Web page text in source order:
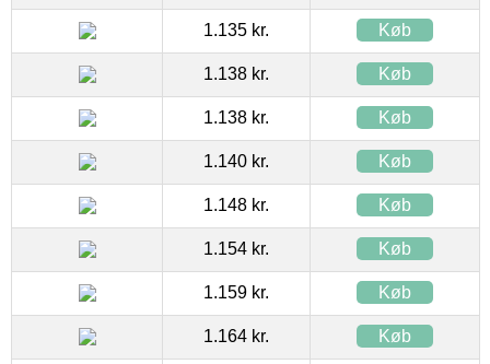
1.135 kr. Køb
1.138 kr. Køb
1.138 kr. Køb
1.140 kr. Køb
1.148 kr. Køb
1.154 kr. Køb
1.159 kr. Køb
1.164 kr. Køb